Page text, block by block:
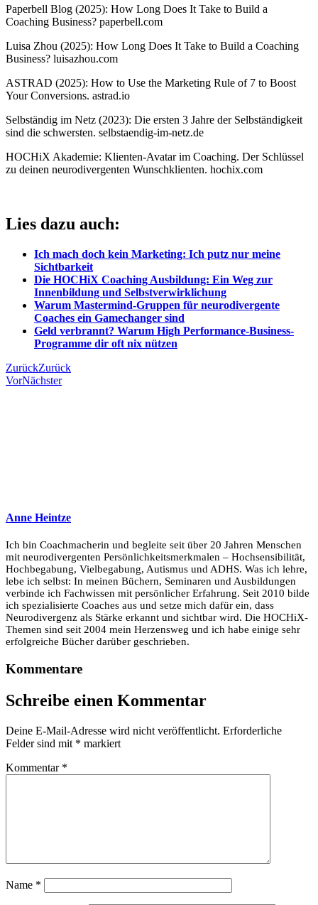
Paperbell Blog (2025): How Long Does It Take to Build a
Coaching Business? paperbell.com
Luisa Zhou (2025): How Long Does It Take to Build a Coaching
Business? luisazhou.com
ASTRAD (2025): How to Use the Marketing Rule of 7 to Boost
Your Conversions. astrad.io
Selbständig im Netz (2023): Die ersten 3 Jahre der Selbständigkeit
sind die schwersten. selbstaendig-im-netz.de
HOCHiX Akademie: Klienten-Avatar im Coaching. Der Schlüssel
zu deinen neurodivergenten Wunschklienten. hochix.com
Lies dazu auch:
Ich mach doch kein Marketing: Ich putz nur meine
Sichtbarkeit
Die HOCHiX Coaching Ausbildung: Ein Weg zur
Innenbildung und Selbstverwirklichung
Warum Mastermind-Gruppen für neurodivergente
Coaches ein Gamechanger sind
Geld verbrannt? Warum High Performance-Business-
Programme dir oft nix nützen
ZurückZurück
VorNächster
Anne Heintze
Ich bin Coachmacherin und begleite seit über 20 Jahren Menschen
mit neurodivergenten Persönlichkeitsmerkmalen – Hochsensibilität,
Hochbegabung, Vielbegabung, Autismus und ADHS. Was ich lehre,
lebe ich selbst: In meinen Büchern, Seminaren und Ausbildungen
verbinde ich Fachwissen mit persönlicher Erfahrung. Seit 2010 bilde
ich spezialisierte Coaches aus und setze mich dafür ein, dass
Neurodivergenz als Stärke erkannt und sichtbar wird. Die HOCHiX-
Themen sind seit 2004 mein Herzensweg und ich habe einige sehr
erfolgreiche Bücher darüber geschrieben.
Kommentare
Schreibe einen Kommentar
Deine E-Mail-Adresse wird nicht veröffentlicht. Erforderliche
Felder sind mit * markiert
Kommentar *
Name *